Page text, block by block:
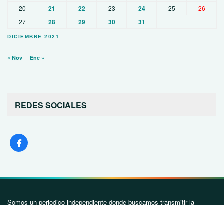
DICIEMBRE 2021
20
21 22 23 24 25
26
27
28 29 30 31
« Nov Ene »
REDES SOCIALES
Somos un periodico independiente donde buscamos transmitir la